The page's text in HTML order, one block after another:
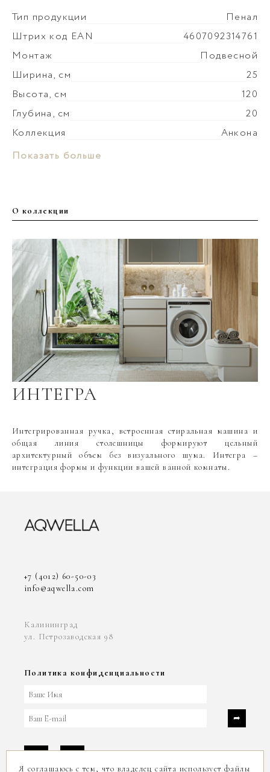
Тип продукции
Пенал
Штрих код EAN
4607092314761
Монтаж
Подвесной
Ширина, см
25
Высота, см
120
Глубина, см
20
Коллекция
Анкона
Материал корпуса
Покрытие фасада
Вес мебели, кг
Показать больше
О коллекции
ИНТЕГРА
Интегрированная ручка, встроенная стиральная машина и
общая линия столешницы формируют цельный
архитектурный объем без визуального шума. Интегра –
интеграция формы и функции вашей ванной комнаты.
+7 (4012) 60-50-03
info@aqwella.com
Калининград
ул. Петрозаводская 98
Политика конфиденциальности
Я соглашаюсь с тем, что владелец сайта использует файлы